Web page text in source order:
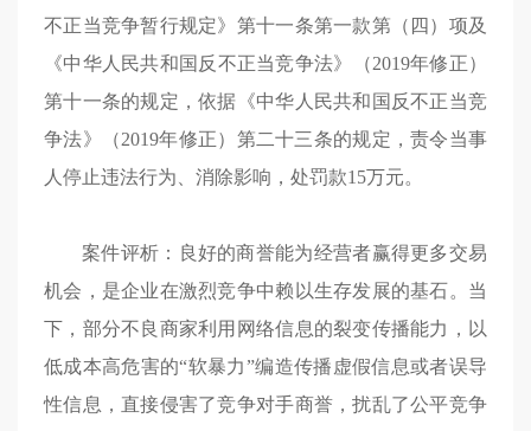
不正当竞争暂行规定》第十一条第一款第（四）项及
《中华人民共和国反不正当竞争法》（2019年修正）
第十一条的规定，依据《中华人民共和国反不正当竞
争法》（2019年修正）第二十三条的规定，责令当事
人停止违法行为、消除影响，处罚款15万元。
案件评析：良好的商誉能为经营者赢得更多交易
机会，是企业在激烈竞争中赖以生存发展的基石。当
下，部分不良商家利用网络信息的裂变传播能力，以
低成本高危害的“软暴力”编造传播虚假信息或者误导
性信息，直接侵害了竞争对手商誉，扰乱了公平竞争